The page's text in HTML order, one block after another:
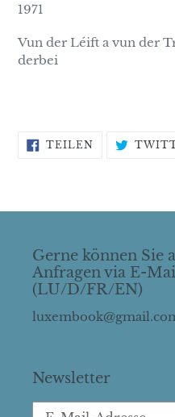
1971
Vun der Léift a vun der
derbei
TEILENAUF
FACEBOOK
Gerne können Sie
Anfragen via E-
(LU/D/FR/EN)
Newsletter